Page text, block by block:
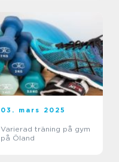
03. mars 2025
Varierad träning på gym
på Öland